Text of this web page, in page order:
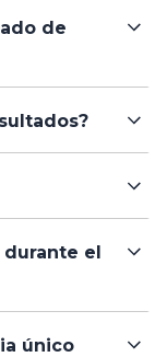
de
durante el
único